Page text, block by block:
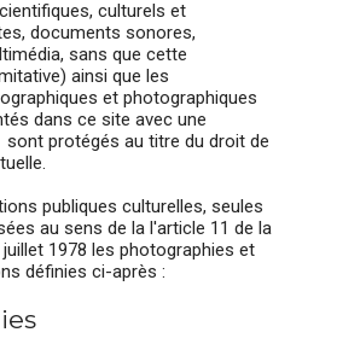
culturels et
documents sonores,
sans que cette
ainsi que les
et photographiques
dans ce site avec une
protégés au titre du droit de
publiques culturelles, seules
au sens de la l'article 11 de la
1978 les photographies et
définies ci-après :